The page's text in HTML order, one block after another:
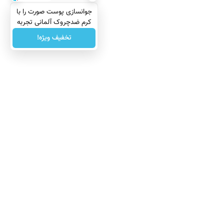
جوانسازی پوست صورت را با
کرم ضدچروک آلمانی تجربه
کنید!
تخفیف ویژه!